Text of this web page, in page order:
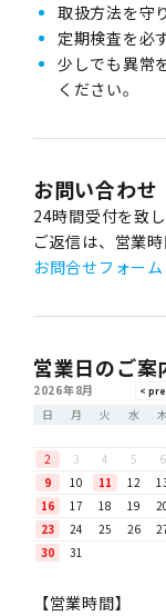
取扱方法を守
定期検査を必
少しでも異常
ください。
お問い合わせ
24時間受付を致し
ご返信は、営業
お問合せフォー
営業日のご案
2026年8月
日
月 火 水 木
2
3 4 5 6
9
10 11 12
16
17 18 19
23
24 25 26
30
31
【営業時間】